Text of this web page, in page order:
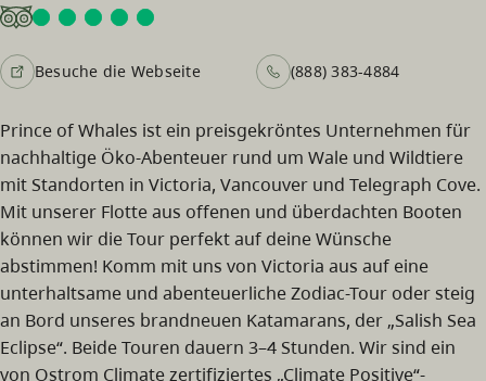
Besuche die Webseite (888) 383-4884
Prince of Whales ist ein preisgekröntes Unternehmen für
nachhaltige Öko-Abenteuer rund um Wale und Wildtiere
mit Standorten in Victoria, Vancouver und Telegraph Cove.
Mit unserer Flotte aus offenen und überdachten Booten
können wir die Tour perfekt auf deine Wünsche
abstimmen! Komm mit uns von Victoria aus auf eine
unterhaltsame und abenteuerliche Zodiac-Tour oder steig
an Bord unseres brandneuen Katamarans, der „Salish Sea
Eclipse“. Beide Touren dauern 3–4 Stunden. Wir sind ein
von Ostrom Climate zertifiziertes „Climate Positive“-